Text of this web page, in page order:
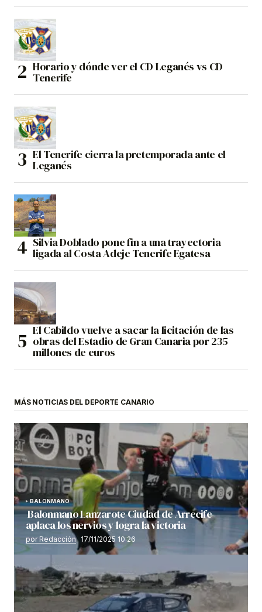
Horario y dónde ver el CD Leganés vs CD
Tenerife
El Tenerife cierra la pretemporada ante el
Leganés
Silvia Doblado pone fin a una trayectoria
ligada al Costa Adeje Tenerife Egatesa
El Cabildo vuelve a sacar la licitación de las
obras del Estadio de Gran Canaria por 235
millones de euros
MÁS NOTICIAS DEL DEPORTE CANARIO
BALONMANO
Balonmano Lanzarote Ciudad de Arrecife
aplaca los nervios y logra la victoria
por Redacción 17/11/2025 10:26